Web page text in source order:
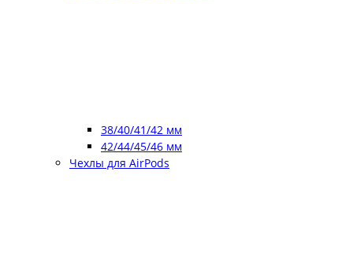
38/40/41/42 мм
42/44/45/46 мм
Чехлы для AirPods